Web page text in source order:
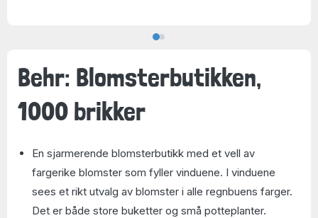
Behr: Blomsterbutikken,
1000 brikker
En sjarmerende blomsterbutikk med et vell av
fargerike blomster som fyller vinduene. I vinduene
sees et rikt utvalg av blomster i alle regnbuens farger.
Det er både store buketter og små potteplanter.